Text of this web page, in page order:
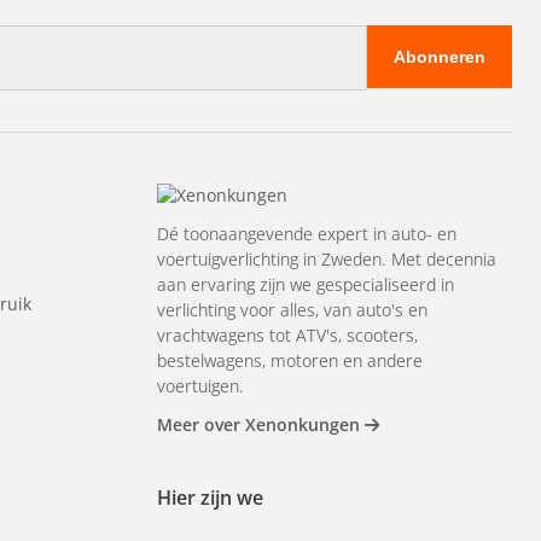
Abonneren
Dé toonaangevende expert in auto- en
voertuigverlichting in Zweden. Met decennia
aan ervaring zijn we gespecialiseerd in
verlichting voor alles, van auto's en
vrachtwagens tot ATV's, scooters,
bestelwagens, motoren en andere
voertuigen.
Meer over Xenonkungen
Hier zijn we